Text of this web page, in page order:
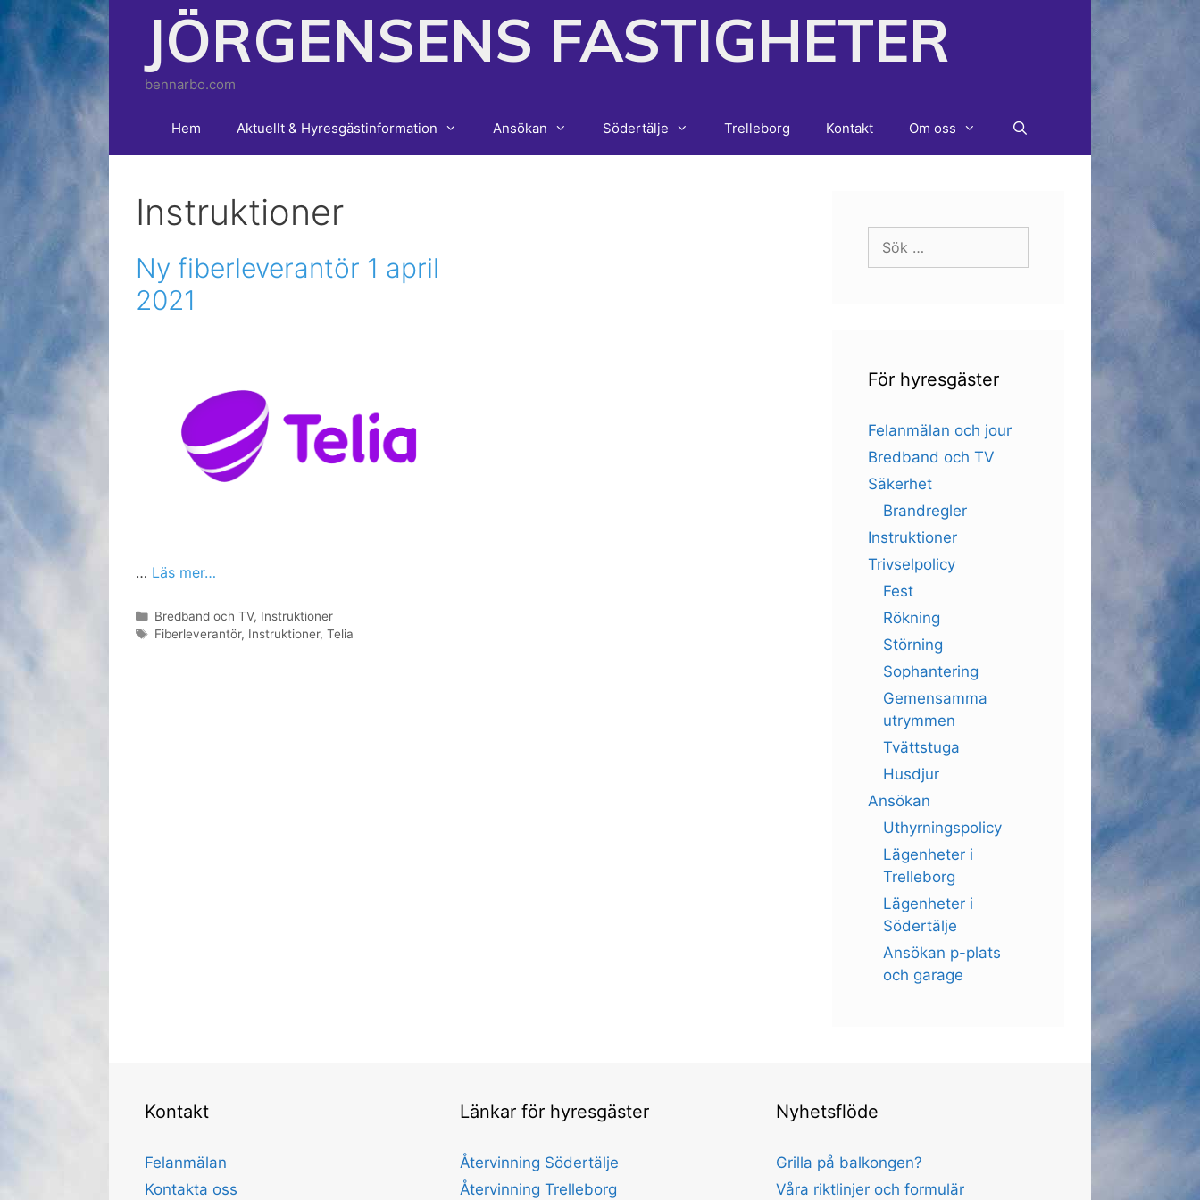
Hoppa
till
JÖRGENSENS FASTIGHETER
bennarbo.com
Hem Aktuellt & Hyresgästinformation Ansökan Södertälje Trelleborg Kontakt Om oss
Instruktioner
Ny fiberleverantör 1 april
2021
… Läs mer…
Kategorier
Bredband och TV, Instruktioner
Etiketter
Fiberleverantör, Instruktioner,Telia
För hyresgäster
Felanmälan och jour
Bredband och TV
Säkerhet
Brandregler
Instruktioner
Trivselpolicy
Fest
Rökning
Störning
Sophantering
Gemensamma
utrymmen
Tvättstuga
Husdjur
Ansökan
Uthyrningspolicy
Lägenheter i
Trelleborg
Lägenheter i
Södertälje
Ansökan p-plats
och garage
Kontakt
Felanmälan
Kontakta oss
Länkar för hyresgäster
Återvinning Södertälje
Återvinning Trelleborg
Nyhetsflöde
Grilla på balkongen?
Våra riktlinjer och formulär